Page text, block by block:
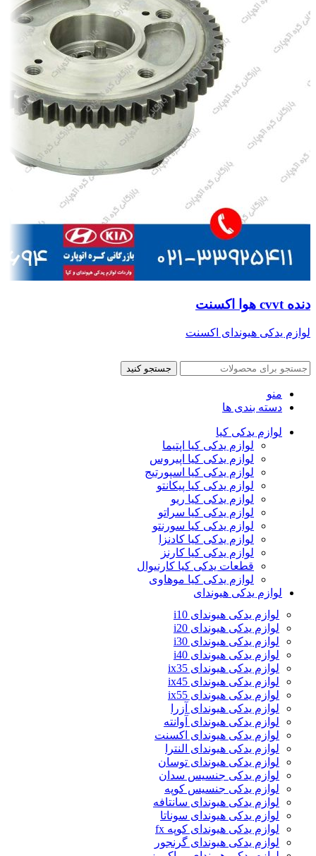
دنده cvvt هوا اکسنت
لوازم یدکی هیوندای اکسنت
جستجو کنید
منو
دسته بندی ها
لوازم یدکی کیا
لوازم یدکی کیا اپتیما
لوازم یدکی کیا اپیروس
لوازم یدکی کیا اسپورتیج
لوازم یدکی کیا پیکانتو
لوازم یدکی کیا ریو
لوازم یدکی کیا سراتو
لوازم یدکی کیا سورنتو
لوازم یدکی کیا کادنزا
لوازم یدکی کیا کارنز
قطعات یدکی کیا کارنیوال
لوازم یدکی کیا موهاوی
لوازم یدکی هیوندای
لوازم یدکی هیوندای i10
لوازم یدکی هیوندای i20
لوازم یدکی هیوندای i30
لوازم یدکی هیوندای i40
لوازم یدکی هیوندای ix35
لوازم یدکی هیوندای ix45
لوازم یدکی هیوندای ix55
لوازم یدکی هیوندای آزرا
لوازم یدکی هیوندای آوانته
لوازم یدکی هیوندای اکسنت
لوازم یدکی هیوندای النترا
لوازم یدکی هیوندای توسان
لوازم یدکی جنسیس سدان
لوازم یدکی جنسیس کوپه
لوازم یدکی هیوندای سانتافه
لوازم یدکی هیوندای سوناتا
لوازم یدکی هیوندای کوپه fx
لوازم یدکی هیوندای گرنجور